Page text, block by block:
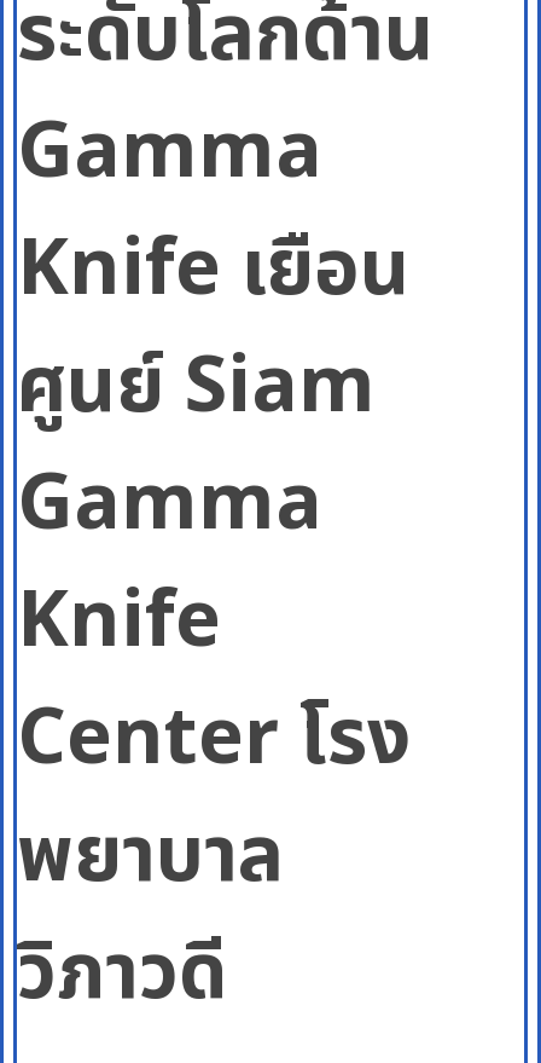
ระดับโลกด้าน
Gamma
Knife เยือน
ศูนย์ Siam
Gamma
Knife
Center โรง
พยาบาล
วิภาวดี